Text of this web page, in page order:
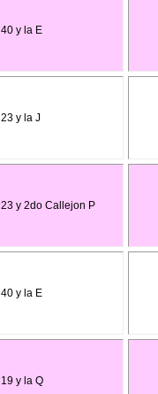
40 y la E
23 y la J
23 y 2do Callejon P
40 y la E
19 y la Q